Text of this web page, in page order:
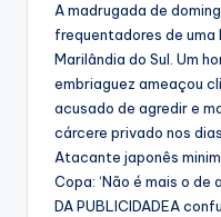
A madrugada de
frequentadores de
Marilândia do Sul. Um
embriaguez ameaçou
acusado de agredir e
cárcere privado nos
Atacante japonês
Copa: ‘Não é mais o de
DA PUBLICIDADEA